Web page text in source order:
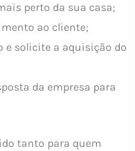
perto da sua casa;
ao cliente;
e solicite a aquisição do
da empresa para
tanto para quem